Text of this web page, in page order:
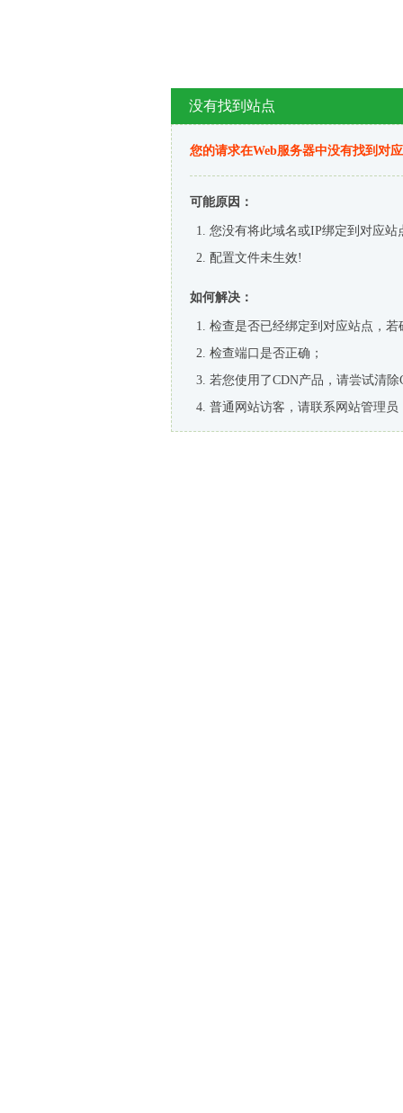
没有找到站点
您的请求在Web服务器中没有找到对
可能原因：
您没有将此域名或IP绑定到对应站
配置文件未生效!
如何解决：
检查是否已经绑定到对应站点，
检查端口是否正确；
若您使用了CDN产品，请尝试清除
普通网站访客，请联系网站管理员